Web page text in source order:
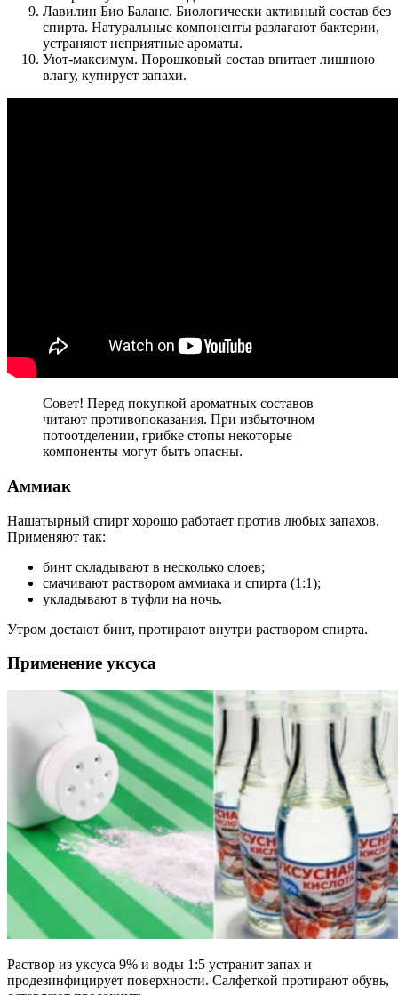
Лавилин Био Баланс. Биологически активный состав без
спирта. Натуральные компоненты разлагают бактерии,
устраняют неприятные ароматы.
Уют-максимум. Порошковый состав впитает лишнюю
влагу, купирует запахи.
Совет! Перед покупкой ароматных составов
читают противопоказания. При избыточном
потоотделении, грибке стопы некоторые
компоненты могут быть опасны.
Аммиак
Нашатырный спирт хорошо работает против любых запахов.
Применяют так:
бинт складывают в несколько слоев;
смачивают раствором аммиака и спирта (1:1);
укладывают в туфли на ночь.
Утром достают бинт, протирают внутри раствором спирта.
Применение уксуса
Раствор из уксуса 9% и воды 1:5 устранит запах и
продезинфицирует поверхности. Салфеткой протирают обувь,